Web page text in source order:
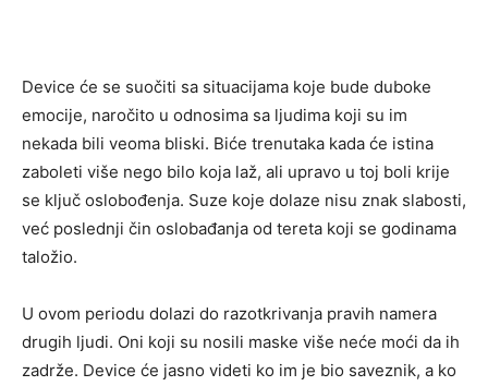
Device će se suočiti sa situacijama koje bude duboke
emocije, naročito u odnosima sa ljudima koji su im
nekada bili veoma bliski. Biće trenutaka kada će istina
zaboleti više nego bilo koja laž, ali upravo u toj boli krije
se ključ oslobođenja. Suze koje dolaze nisu znak slabosti,
već poslednji čin oslobađanja od tereta koji se godinama
taložio.
U ovom periodu dolazi do razotkrivanja pravih namera
drugih ljudi. Oni koji su nosili maske više neće moći da ih
zadrže. Device će jasno videti ko im je bio saveznik, a ko